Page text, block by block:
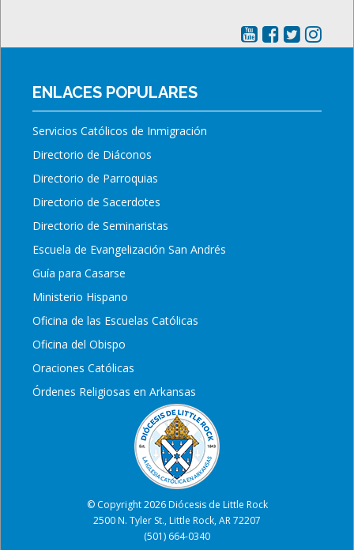
ENLACES POPULARES
Servicios Católicos de Inmigración
Directorio de Diáconos
Directorio de Parroquias
Directorio de Sacerdotes
Directorio de Seminaristas
Escuela de Evangelización San Andrés
Guía para Casarse
Ministerio Hispano
Oficina de las Escuelas Católicas
Oficina del Obispo
Oraciones Católicas
Órdenes Religiosas en Arkansas
© Copyright 2026 Diócesis de Little Rock
2500 N. Tyler St., Little Rock, AR 72207
(501) 664-0340